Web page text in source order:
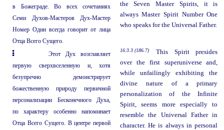
в Божеграде. Во всех сочетаниях
Семи Духов-Мастеров Дух-Мастер
Номер Один всегда говорит от лица
Отца Всего Сущего.
the Seven Master Spirits, it is
always Master Spirit Number One
who speaks for the Universal Father.
Этот Дух возглавляет
первую сверхвселенную и, хотя
безупречно демонстрирует
божественную природу первичной
персонализации Бесконечного Духа,
по характеру особенно напоминает
Отца Всего Сущего. В центре первой
16:3.3 (186.7)
This Spirit presides
over the first superuniverse and,
while unfailingly exhibiting the
divine nature of a primary
personalization of the Infinite
Spirit, seems more especially to
resemble the Universal Father in
character. He is always in personal